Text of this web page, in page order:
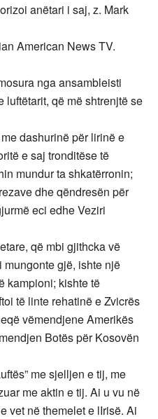
anëtari i saj, z. Mark
American News TV.
nga ansambleisti
luftëtarit, që më shtrenjtë se
dashurinë për lirinë e
e saj tronditëse të
mundur ta shkatërronin;
dhe qëndresën për
eci edhe Veziri
që mbi gjithcka vë
mungonte gjë, ishte një
kampioni; kishte të
të linte rehatinë e Zvicrës
vëmendjene Amerikës
Botës për Kosovën
me sjelljen e tij, me
me aktin e tij. Ai u vu në
vet në themelet e lIrisë. Ai